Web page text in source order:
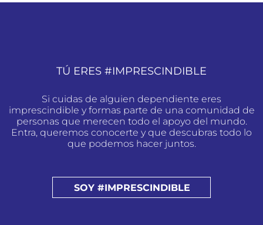
TÚ ERES #IMPRESCINDIBLE
Si cuidas de alguien dependiente eres
imprescindible y formas parte de una comunidad de
personas que merecen todo el apoyo del mundo.
Entra, queremos conocerte y que descubras todo lo
que podemos hacer juntos.
SOY #IMPRESCINDIBLE